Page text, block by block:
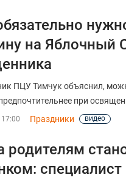
на Яблочный
ПЦУ Тимчук объяснил,
при
17:00 Праздники видео
родителям
специалист